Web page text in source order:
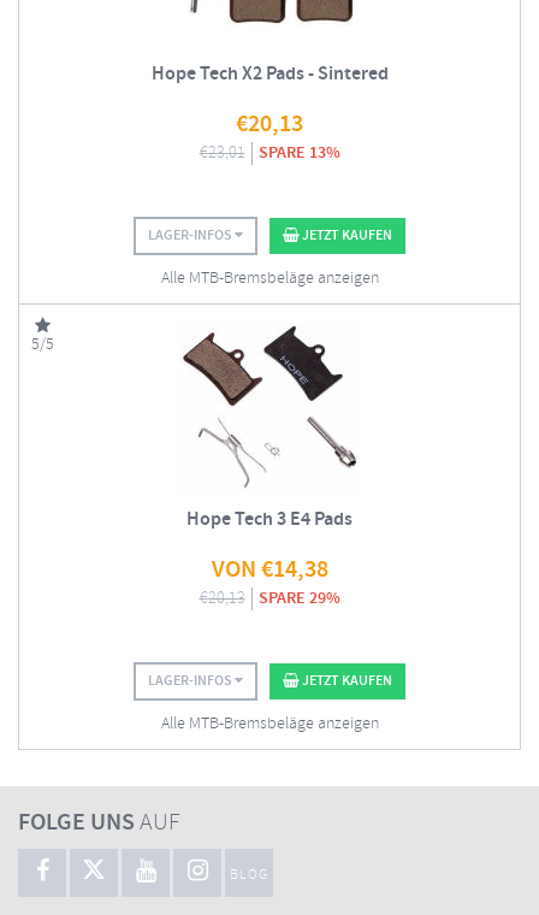
Hope Tech X2 Pads - Sintered
€20,13
€23,01 SPARE 13%
LAGER-INFOS JETZT KAUFEN
Alle MTB-Bremsbeläge anzeigen
5/5
Hope Tech 3 E4 Pads
VON€14,38
€20,13 SPARE 29%
LAGER-INFOS JETZT KAUFEN
Alle MTB-Bremsbeläge anzeigen
FOLGE UNSAUF
BLOG